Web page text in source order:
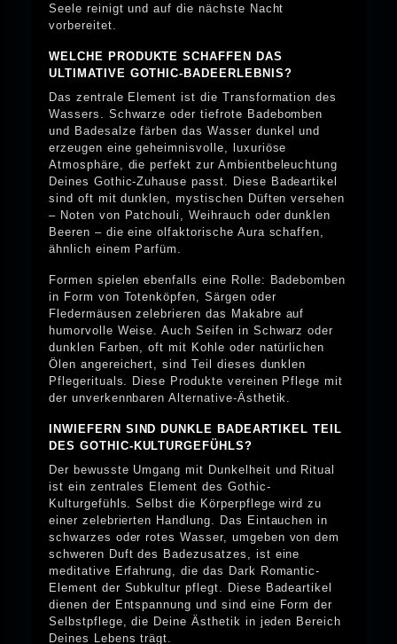
Seele reinigt und auf die nächste Nacht
vorbereitet.
WELCHE PRODUKTE SCHAFFEN DAS
ULTIMATIVE GOTHIC-BADEERLEBNIS?
Das zentrale Element ist die Transformation des
Wassers. Schwarze oder tiefrote Badebomben
und Badesalze färben das Wasser dunkel und
erzeugen eine geheimnisvolle, luxuriöse
Atmosphäre, die perfekt zur Ambientbeleuchtung
Deines Gothic-Zuhause passt. Diese Badeartikel
sind oft mit dunklen, mystischen Düften versehen
– Noten von Patchouli, Weihrauch oder dunklen
Beeren – die eine olfaktorische Aura schaffen,
ähnlich einem Parfüm.
Formen spielen ebenfalls eine Rolle: Badebomben
in Form von Totenköpfen, Särgen oder
Fledermäusen zelebrieren das Makabre auf
humorvolle Weise. Auch Seifen in Schwarz oder
dunklen Farben, oft mit Kohle oder natürlichen
Ölen angereichert, sind Teil dieses dunklen
Pflegerituals. Diese Produkte vereinen Pflege mit
der unverkennbaren Alternative-Ästhetik.
INWIEFERN SIND DUNKLE BADEARTIKEL TEIL
DES GOTHIC-KULTURGEFÜHLS?
Der bewusste Umgang mit Dunkelheit und Ritual
ist ein zentrales Element des Gothic-
Kulturgefühls. Selbst die Körperpflege wird zu
einer zelebrierten Handlung. Das Eintauchen in
schwarzes oder rotes Wasser, umgeben von dem
schweren Duft des Badezusatzes, ist eine
meditative Erfahrung, die das Dark Romantic-
Element der Subkultur pflegt. Diese Badeartikel
dienen der Entspannung und sind eine Form der
Selbstpflege, die Deine Ästhetik in jeden Bereich
Deines Lebens trägt.